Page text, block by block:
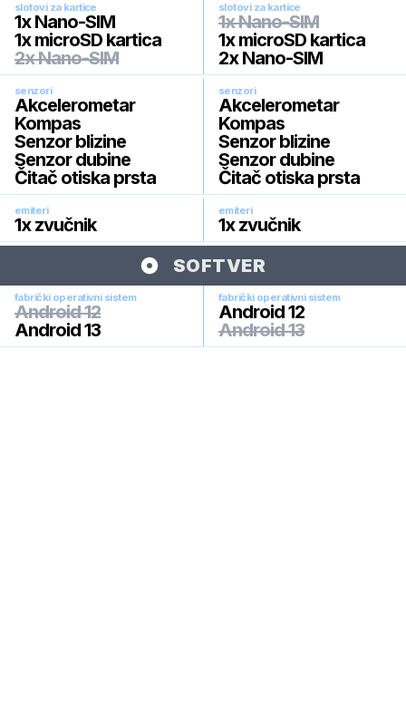
slotovi za kartice
1x Nano-SIM
1x microSD kartica
2x Nano-SIM
slotovi za kartice
1x Nano-SIM
1x microSD kartica
2x Nano-SIM
senzori
Akcelerometar
Kompas
Senzor blizine
Senzor dubine
Čitač otiska prsta
senzori
Akcelerometar
Kompas
Senzor blizine
Senzor dubine
Čitač otiska prsta
emiteri
1x zvučnik
emiteri
1x zvučnik
SOFTVER
fabrički operativni sistem
Android 12
Android 13
fabrički operativni sistem
Android 12
Android 13